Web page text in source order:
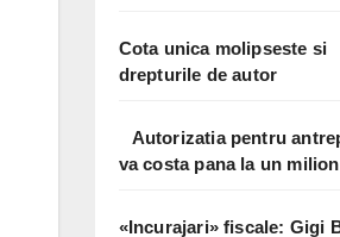
Cota unica molipseste si
drepturile de autor
Autorizatia pentru
va costa pana la un
«Incurajari» fiscale: Gigi